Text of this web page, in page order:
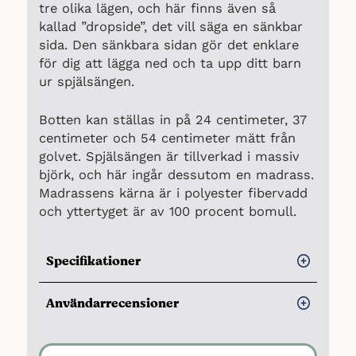
tre olika lägen, och här finns även så
kallad ”dropside”, det vill säga en sänkbar
sida. Den sänkbara sidan gör det enklare
för dig att lägga ned och ta upp ditt barn
ur spjälsängen.
Botten kan ställas in på 24 centimeter, 37
centimeter och 54 centimeter mätt från
golvet. Spjälsängen är tillverkad i massiv
björk, och här ingår dessutom en madrass.
Madrassens kärna är i polyester fibervadd
och yttertyget är av 100 procent bomull.
Specifikationer
Längd:
120 cm
Ålder:0-3 år
Användarrecensioner